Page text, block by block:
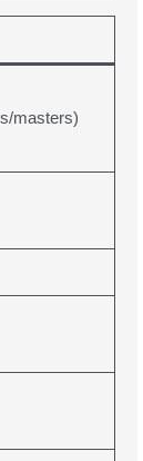
masters)